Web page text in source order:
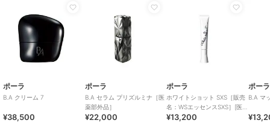
ポーラ
B.A クリーム 7
¥38,500
ポーラ
B.A セラム プリズルミナ［医
薬部外品］
¥22,000
ポーラ
ホワイトショット SXS［販売
名：WSエッセンスSXS］[医
薬部外品]
¥13,200
ポーラ
B.A マ